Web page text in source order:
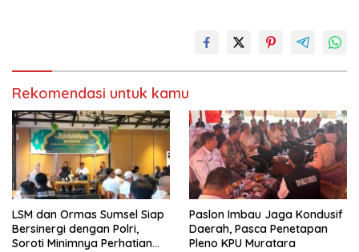
Rekomendasi untuk kamu
LSM dan Ormas Sumsel Siap
Bersinergi dengan Polri,
Soroti Minimnya Perhatian
Paslon Imbau Jaga Kondusif
Daerah, Pasca Penetapan
Pleno KPU Muratara